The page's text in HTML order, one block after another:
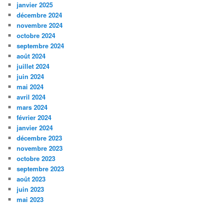
janvier 2025
décembre 2024
novembre 2024
octobre 2024
septembre 2024
août 2024
juillet 2024
juin 2024
mai 2024
avril 2024
mars 2024
février 2024
janvier 2024
décembre 2023
novembre 2023
octobre 2023
septembre 2023
août 2023
juin 2023
mai 2023